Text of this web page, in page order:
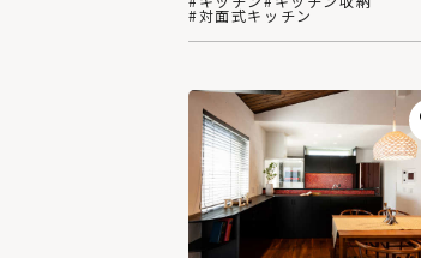
#対面式キッチン